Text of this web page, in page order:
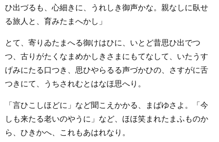
ひ出づるも、心細きに、うれしき御声かな。親なしに臥せ
る旅人と、育みたまへかし」
とて、寄りゐたまへる御けはひに、いとど昔思ひ出でつ
つ、古りがたくなまめかしきさまにもてなして、いたうす
げみにたる口つき、思ひやらるる声づかひの、さすがに舌
つきにて、うちされむとはなほ思へり。
「言ひこしほどに」など聞こえかかる、まばゆさよ。「今
しも来たる老いのやうに」など、ほほ笑まれたまふものか
ら、ひきかへ、これもあはれなり。